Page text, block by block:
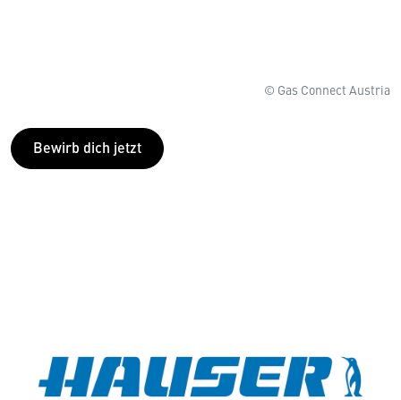
© Gas Connect Austria
Bewirb dich jetzt